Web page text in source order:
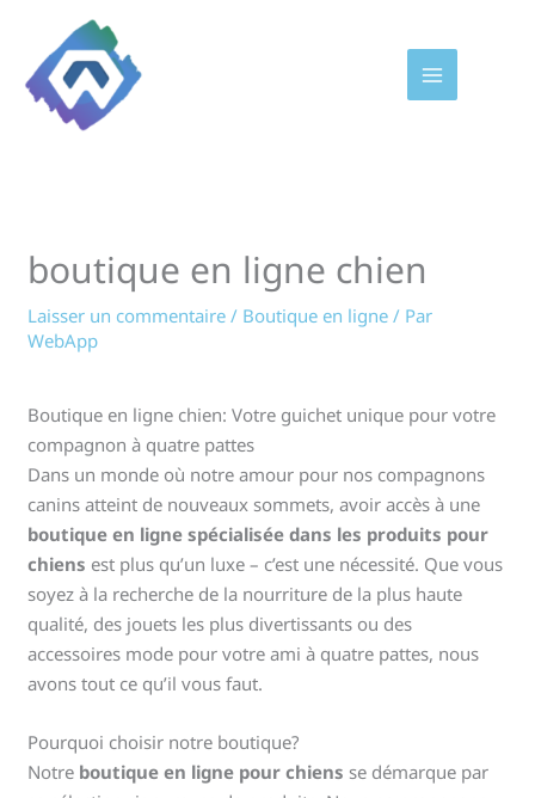
contenu
boutique en ligne chien
Laisser un commentaire / Boutique en ligne / Par
WebApp
Boutique en ligne chien: Votre guichet unique pour votre
compagnon à quatre pattes
Dans un monde où notre amour pour nos compagnons
canins atteint de nouveaux sommets, avoir accès à une
boutique en ligne spécialisée dans les produits pour
chiens est plus qu’un luxe – c’est une nécessité. Que vous
soyez à la recherche de la nourriture de la plus haute
qualité, des jouets les plus divertissants ou des
accessoires mode pour votre ami à quatre pattes, nous
avons tout ce qu’il vous faut.
Pourquoi choisir notre boutique?
Notre boutique en ligne pour chiens se démarque par